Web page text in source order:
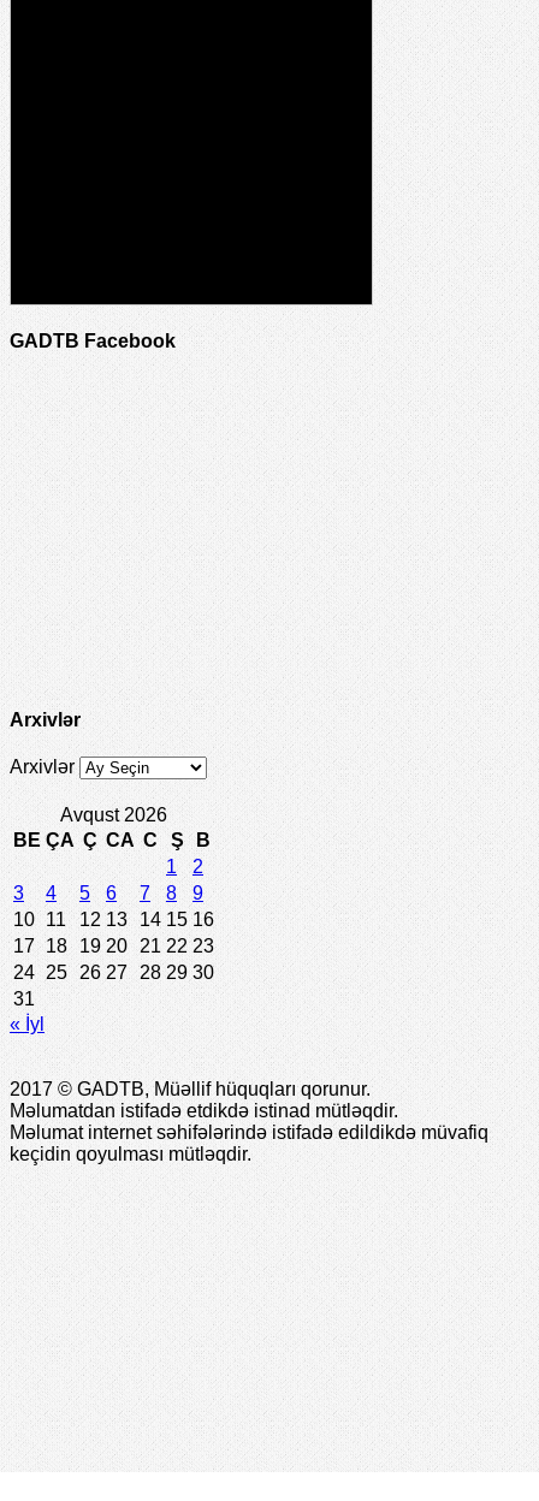
GADTB Facebook
Arxivlər
Arxivlər
Avqust 2026
BE ÇA Ç CA C Ş
B
1
2
3
4 5 6 7 8
9
10 11 12 13 14 15 16
17 18 19 20 21 22 23
24 25 26 27 28 29 30
31
« İyl
2017 © GADTB, Müəllif hüquqları qorunur.
Məlumatdan istifadə etdikdə istinad mütləqdir.
Məlumat internet səhifələrində istifadə edildikdə müvafiq
keçidin qoyulması mütləqdir.